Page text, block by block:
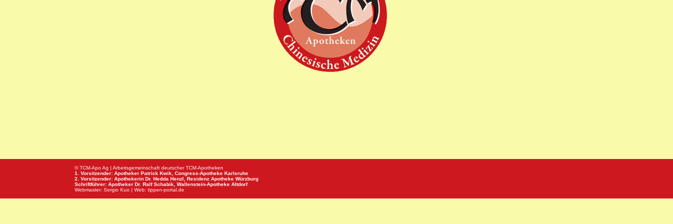
© TCM-Apo Ag | Arbeitsgemeinschaft deutscher TCM-Apotheken
1. Vorsitzender: Apotheker Patrick Kwik, Congress-Apotheke Karlsruhe
2. Vorsitzender: Apothekerin Dr. Hedda Henzl, Residenz Apotheke Würzburg
Schriftführer: Apotheker Dr. Ralf Schabik, Wallenstein-Apotheke Altdorf
Webmaster: Sergio Kuo | Web: tippen-portal.de